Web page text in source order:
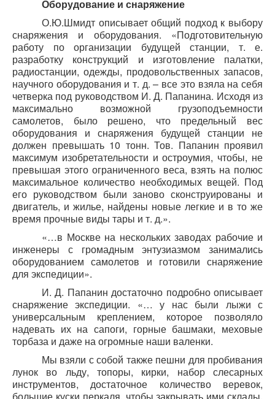
Оборудование и снаряжение
О.Ю.Шмидт описывает общий подход к выбору
снаряжения и оборудования. «Подготовительную
работу по организации будущей станции, т. е.
разработку конструкций и изготовление палатки,
радиостанции, одежды, продовольственных запасов,
научного оборудования и т. д. – все это взяла на себя
четверка под руководством И. Д. Папанина. Исходя из
максимально возможной грузоподъемности
самолетов, было решено, что предельный вес
оборудования и снаряжения будущей станции не
должен превышать 10 тонн. Тов. Папанин проявил
максимум изобретательности и остроумия, чтобы, не
превышая этого ограниченного веса, взять на полюс
максимальное количество необходимых вещей. Под
его руководством были заново сконструированы и
двигатель, и жилье, найдены новые легкие и в то же
время прочные виды тары и т. д.».
«…в Москве на нескольких заводах рабочие и
инженеры с громадным энтузиазмом занимались
оборудованием самолетов и готовили снаряжение
для экспедиции».
И. Д. Папанин достаточно подробно описывает
снаряжение экспедиции. «… у нас были лыжи с
универсальным креплением, которое позволяло
надевать их на сапоги, горные башмаки, меховые
торбаза и даже на огромные наши валенки.
Мы взяли с собой также пешни для пробивания
лунок во льду, топоры, кирки, набор слесарных
инструментов, достаточное количество веревок,